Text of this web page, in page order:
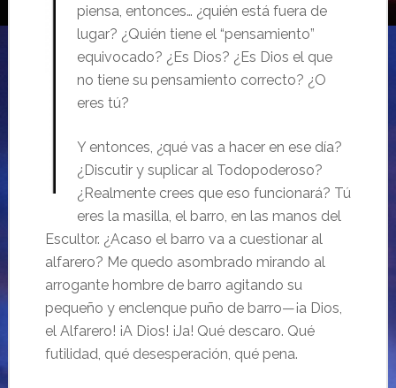
piensa, entonces… ¿quién está fuera de
lugar? ¿Quién tiene el “pensamiento”
equivocado? ¿Es Dios? ¿Es Dios el que
no tiene su pensamiento correcto? ¿O
eres tú?
Y entonces, ¿qué vas a hacer en ese día?
¿Discutir y suplicar al Todopoderoso?
¿Realmente crees que eso funcionará? Tú
eres la masilla, el barro, en las manos del
Escultor. ¿Acaso el barro va a cuestionar al
alfarero? Me quedo asombrado mirando al
arrogante hombre de barro agitando su
pequeño y enclenque puño de barro—¡a Dios,
el Alfarero! ¡A Dios! ¡Ja! Qué descaro. Qué
futilidad, qué desesperación, qué pena.